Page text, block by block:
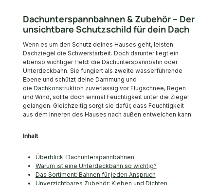
Dachunterspannbahnen & Zubehör – Der
unsichtbare Schutzschild für dein Dach
Wenn es um den Schutz deines Hauses geht, leisten
Dachziegel die Schwerstarbeit. Doch darunter liegt ein
ebenso wichtiger Held: die Dachunterspannbahn oder
Unterdeckbahn. Sie fungiert als zweite wasserführende
Ebene und schützt deine Dämmung und
die Dachkonstruktion zuverlässig vor Flugschnee, Regen
und Wind, sollte doch einmal Feuchtigkeit unter die Ziegel
gelangen. Gleichzeitig sorgt sie dafür, dass Feuchtigkeit
aus dem Inneren des Hauses nach außen entweichen kann.
Inhalt
Überblick: Dachunterspannbahnen
Warum ist eine Unterdeckbahn so wichtig?
Das Sortiment: Bahnen für jeden Anspruch
Unverzichtbares Zubehör: Kleben und Dichten